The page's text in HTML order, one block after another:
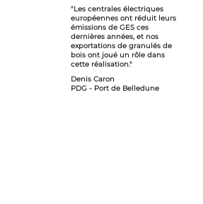
"Les centrales électriques
européennes ont réduit leurs
émissions de GES ces
dernières années, et nos
exportations de granulés de
bois ont joué un rôle dans
cette réalisation."
Denis Caron
PDG - Port de Belledune